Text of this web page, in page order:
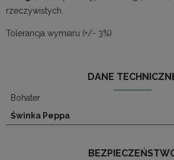
rzeczywistych.
Tolerancja wymiaru (+/- 3%)
DANE
Bohater
Świnka Peppa